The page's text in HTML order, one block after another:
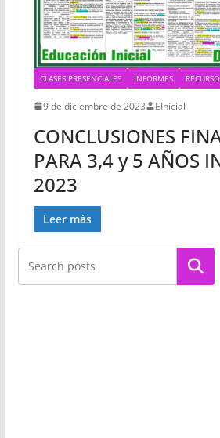
CLASES PRESENCIALES INFORMES
9 de diciembre de 2023 EInicial
CONCLUSIONES
PARA 3,4 y 5 AÑOS
2023
Leer más
Buscar